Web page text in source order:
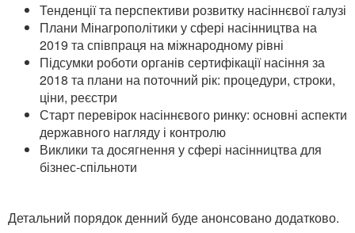
Тенденції та перспективи розвитку насіннєвої галузі
Плани Мінагрополітики у сфері насінництва на
2019 та співпраця на міжнародному рівні
Підсумки роботи органів сертифікації насіння за
2018 та плани на поточний рік: процедури, строки,
ціни, реєстри
Старт перевірок насіннєвого ринку: основні аспекти
державного нагляду і контролю
Виклики та досягнення у сфері насінництва для
бізнес-спільноти
Детальний порядок денний буде анонсовано додатково.